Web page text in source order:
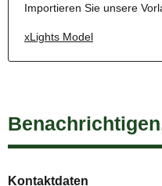
Importieren Sie unsere
xLights Model
Kontaktdaten